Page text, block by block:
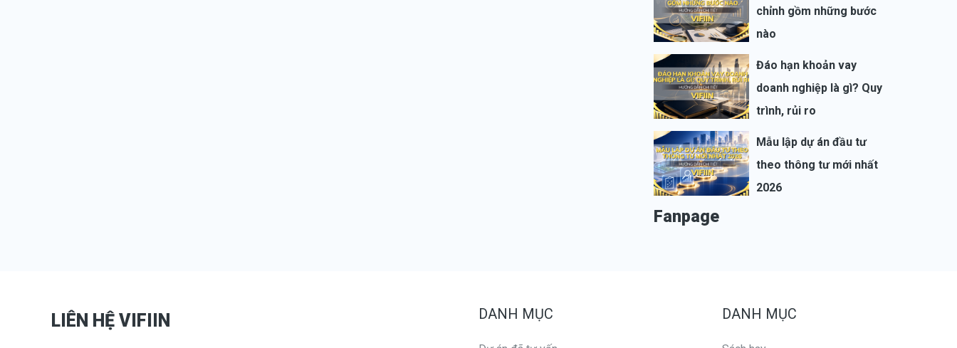
chỉnh gồm những bước
nào
Đáo hạn khoản vay
doanh nghiệp là gì? Quy
trình, rủi ro
Mẫu lập dự án đầu tư
theo thông tư mới nhất
2026
Fanpage
LIÊN HỆ VIFIIN DANH MỤC DANH MỤC